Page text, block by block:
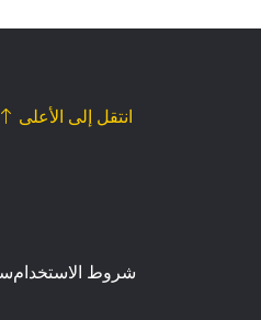
انتقل إلى الأعلى
شروط الاستخدام